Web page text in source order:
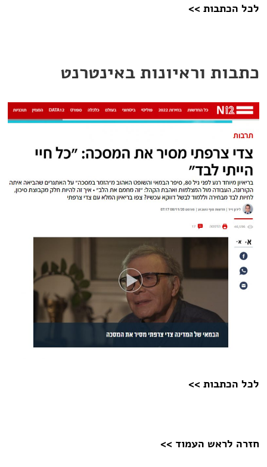
לכל הכתבות >>
כתבות וראיונות באינטרנט
לכל הכתבות >>
חזרה לראש העמוד >>